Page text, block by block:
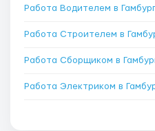
Работа Водителем в
Работа Строителем в
Работа Сборщиком в
Работа Электриком в